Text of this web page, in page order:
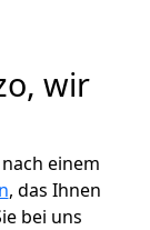
wir
einem
, das Ihnen
bei uns